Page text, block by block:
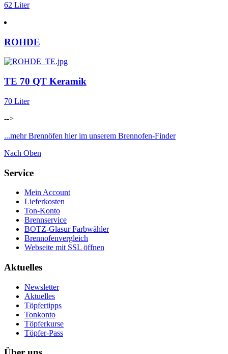
62 Liter
ROHDE
TE 70 QT Keramik
70 Liter
-->
...mehr Brennöfen hier im unserem Brennofen-Finder
Nach Oben
Service
Mein Account
Lieferkosten
Ton-Konto
Brennservice
BOTZ-Glasur Farbwähler
Brennofenvergleich
Webseite mit SSL öffnen
Aktuelles
Newsletter
Aktuelles
Töpfertipps
Tonkonto
Töpferkurse
Töpfer-Pass